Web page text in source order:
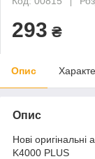
293 ₴
Опис
Опис
Нові
K4000 PLUS